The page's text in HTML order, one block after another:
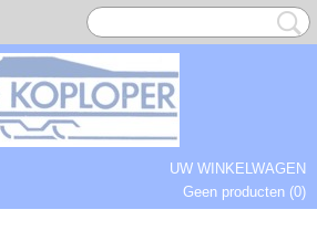
UW WINKELWAGEN
Geen producten (0)